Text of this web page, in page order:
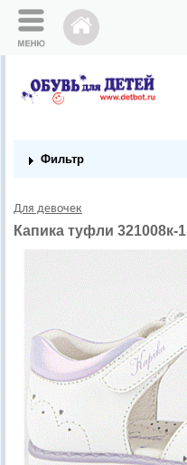
Фильтр
Для девочек
Капика туфли 321008к-1